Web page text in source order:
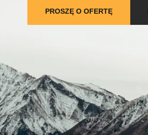
PROSZĘ O OFERTĘ